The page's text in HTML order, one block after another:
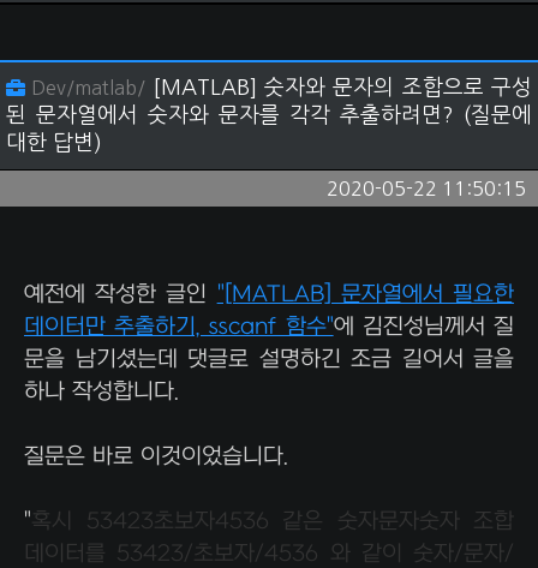
Dev/matlab/
[MATLAB] 숫자와 문자의 조합으로 구성
된 문자열에서 숫자와 문자를 각각 추출하려면? (질문에
대한 답변)
2020-05-22 11:50:15
예전에 작성한 글인 "[MATLAB] 문자열에서 필요한
데이터만 추출하기, sscanf 함수"에 김진성님께서 질
문을 남기셨는데 댓글로 설명하긴 조금 길어서 글을
하나 작성합니다.
질문은 바로 이것이었습니다.
"혹시 53423초보자4536 같은 숫자문자숫자 조합
데이터를 53423/초보자/4536 와 같이 숫자/문자/